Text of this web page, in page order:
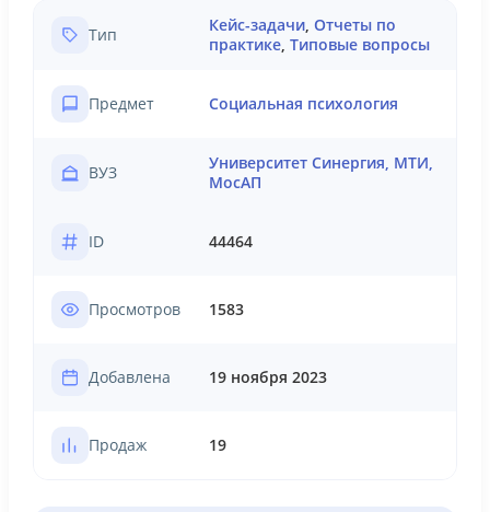
Тип Кейс-задачи, Отчеты по
практике, Типовые вопросы
Предмет Социальная психология
ВУЗ
Университет Синергия, МТИ,
МосАП
ID 44464
Просмотров 1583
Добавлена 19 ноября 2023
Продаж 19